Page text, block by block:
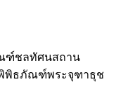
ฑ์ชลทัศนสถาน
พิธภัณฑ์พระจุฑาธุช